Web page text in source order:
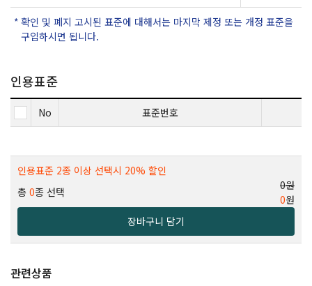
확인 및 폐지 고시된 표준에 대해서는 마지막 제정 또는 개정 표준을
구입하시면 됩니다.
인용표준
No 표준번호
인용표준 2종 이상 선택시 20% 할인
총 0종 선택
0원
0원
장바구니 담기
관련상품